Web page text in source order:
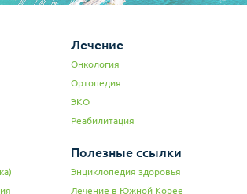
Лечение
Онкология
Ортопедия
ЭКО
Реабилитация
Полезные ссылки
Энциклопедия здоровья
Лечение в Южной Корее